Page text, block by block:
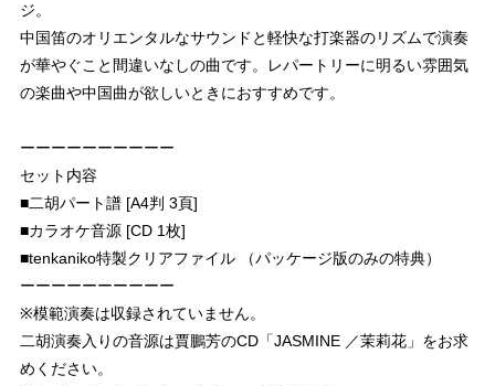
ジ。
中国笛のオリエンタルなサウンドと軽快な打楽器のリズムで演奏
が華やぐこと間違いなしの曲です。レパートリーに明るい雰囲気
の楽曲や中国曲が欲しいときにおすすめです。
ーーーーーーーーーー
セット内容
■二胡パート譜 [A4判 3頁]
■カラオケ音源 [CD 1枚]
■tenkaniko特製クリアファイル （パッケージ版のみの特典）
ーーーーーーーーーー
※模範演奏は収録されていません。
二胡演奏入りの音源は賈鵬芳のCD「JASMINE ／茉莉花」をお求
めください。